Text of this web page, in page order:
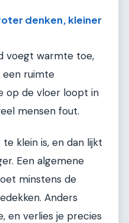
denken, kleiner
voegt warmte toe,
een ruimte
op de vloer loopt in
mensen fout.
klein is, en dan lijkt
Een algemene
minstens de
Anders
en verlies je precies